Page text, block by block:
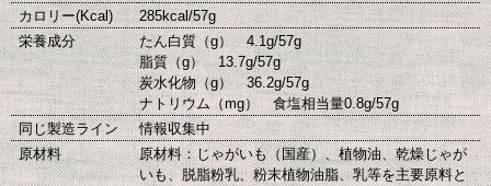
カロリー(Kcal)
285kcal/57g
栄養成分
たん白質（g） 4.1g/57g
脂質（g） 13.7g/57g
炭水化物（g） 36.2g/57g
ナトリウム（mg） 食塩相当量0.8g/57g
同じ製造ライン
情報収集中
原材料
原材料：じゃがいも（国産）、植物油、乾燥じゃが
いも、脱脂粉乳、粉末植物油脂、乳等を主要原料と